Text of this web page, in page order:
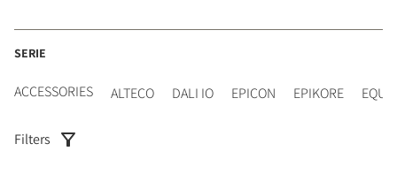
SERIE
ACCESSORIES ALTECO DALI IO EPICON EPIKORE EQUI
Filters